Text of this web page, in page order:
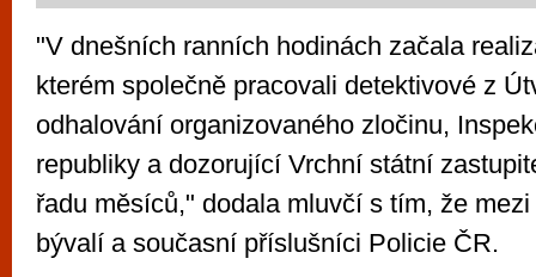
"V dnešních ranních hodinách začala
kterém společně pracovali detektivové z
odhalování organizovaného zločinu,
republiky a dozorující Vrchní státní
řadu měsíců," dodala mluvčí s tím, že
bývalí a současní příslušníci Policie ČR.